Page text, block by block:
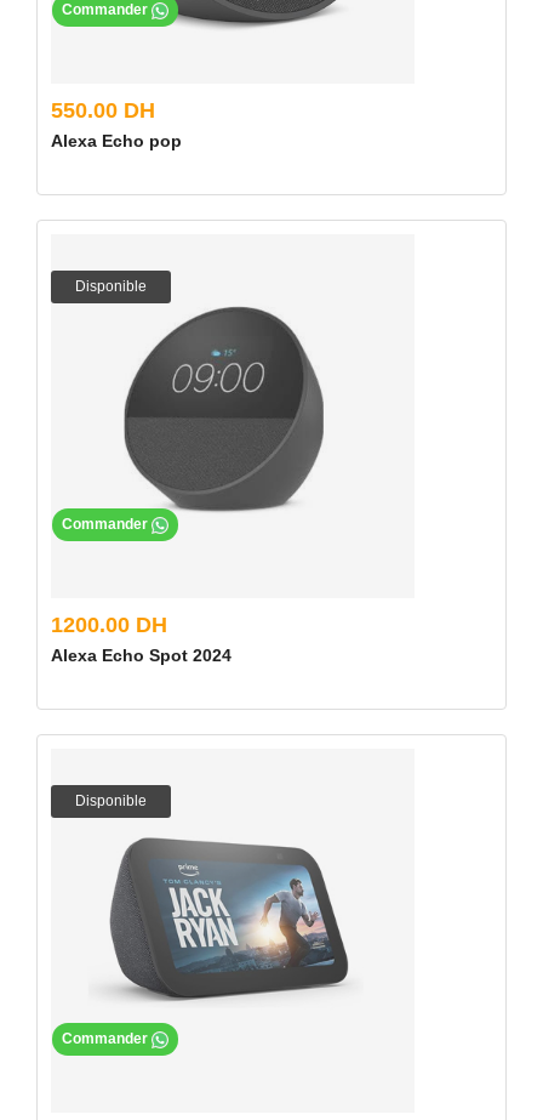
550.00 DH
Alexa Echo pop
Commander
Disponible
1200.00 DH
Alexa Echo Spot 2024
Commander
Disponible
Commander